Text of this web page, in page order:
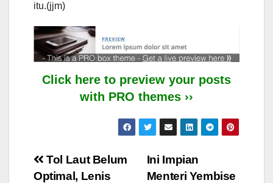
itu.(jjm)
Click here to preview your posts
with PRO themes ››
Post
Ini Impian
Menteri Yembise
Tol Laut Belum
Optimal, Lenis